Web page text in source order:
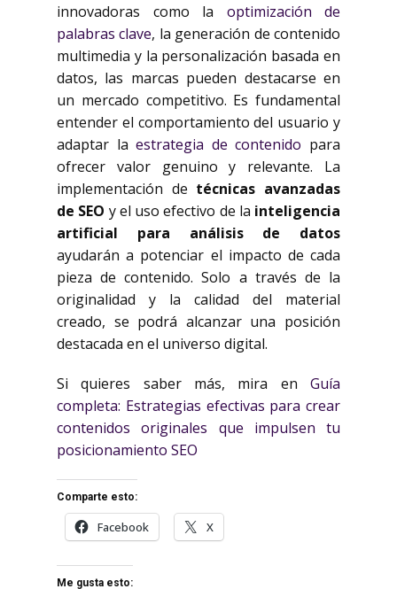
innovadoras como la optimización de
palabras clave, la generación de contenido
multimedia y la personalización basada en
datos, las marcas pueden destacarse en
un mercado competitivo. Es fundamental
entender el comportamiento del usuario y
adaptar laestrategia de contenido para
ofrecer valor genuino y relevante. La
implementación de técnicas avanzadas
de SEO y el uso efectivo de la inteligencia
artificial para análisis de datos
ayudarán a potenciar el impacto de cada
pieza de contenido. Solo a través de la
originalidad y la calidad del material
creado, se podrá alcanzar una posición
destacada en el universo digital.
Si quieres saber más, mira en Guía
completa: Estrategias efectivas para crear
contenidos originales que impulsen tu
posicionamiento SEO
Comparte esto:
Facebook X
Me gusta esto: